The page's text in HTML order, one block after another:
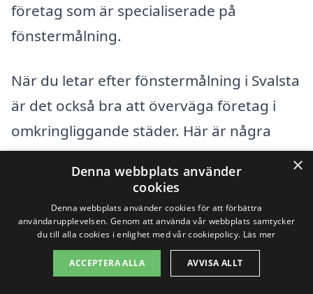
företag som är specialiserade på
fönstermålning.
När du letar efter fönstermålning i Svalsta
är det också bra att överväga företag i
omkringliggande städer. Här är några
städer som du kan undersöka:
Nyköping
Oxelösund
Trosa
×
Denna webbplats använder
cookies
Denna webbplats använder cookies för att förbättra
användarupplevelsen. Genom att använda vår webbplats samtycker
du till alla cookies i enlighet med vår cookiepolicy. Läs mer
ACCEPTERA ALLA AVVISA ALLT